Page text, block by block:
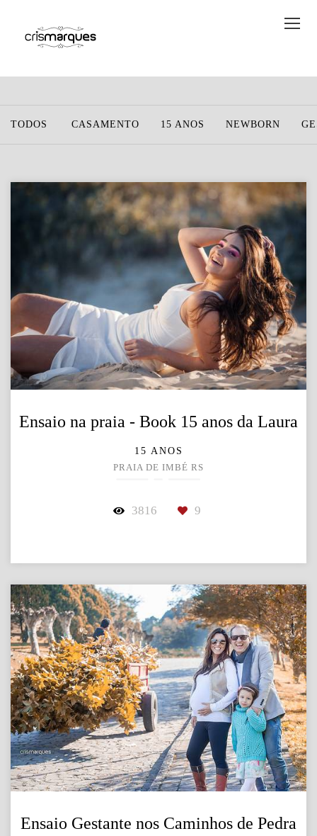
TODOS CASAMENTO 15 ANOS NEWBORN
Ensaio na praia - Book 15 anos da Laura
15 ANOS
PRAIA DE IMBÉ RS
3816 9
Ensaio Gestante nos Caminhos de Pedra